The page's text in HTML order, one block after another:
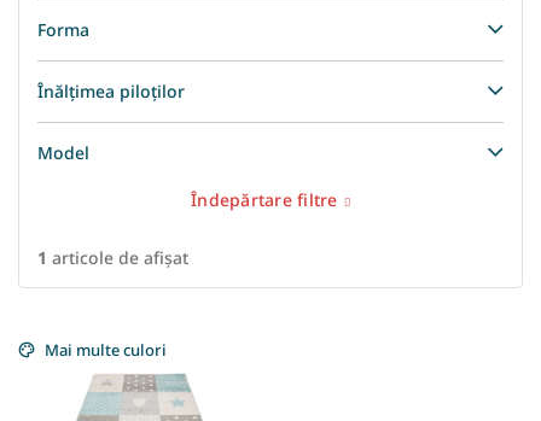
Forma
Înălțimea piloților
Model
Îndepărtare filtre
1 articole de afişat
i
Mai multe culori